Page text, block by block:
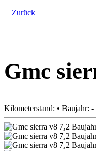
Zurück
Gmc
Kilometerstand: • Baujahr: -